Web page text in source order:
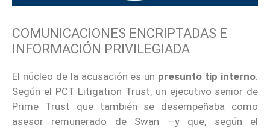
COMUNICACIONES ENCRIPTADAS E
INFORMACIÓN PRIVILEGIADA
El núcleo de la acusación es un presunto tip interno
Según el PCT Litigation Trust, un ejecutivo senior de
Prime Trust que también se desempeñaba como
asesor remunerado de Swan —y que, según el